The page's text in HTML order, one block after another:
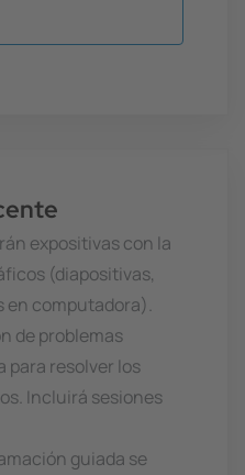
expositivas con la
(diapositivas,
en computadora).
de problemas
para resolver los
Incluirá sesiones
guiada se